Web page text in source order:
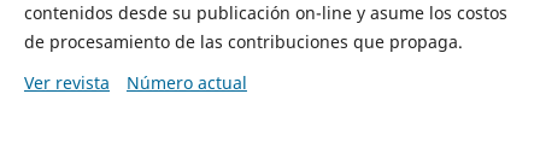
contenidos desde su publicación on-line y asume los costos
de procesamiento de las contribuciones que propaga.
Ver revista
Número actual